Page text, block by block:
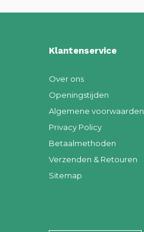
Klantenservice
Over ons
Openingstijden
Algemene voorwaarden
Privacy Policy
Betaalmethoden
Verzenden & Retouren
Sitemap